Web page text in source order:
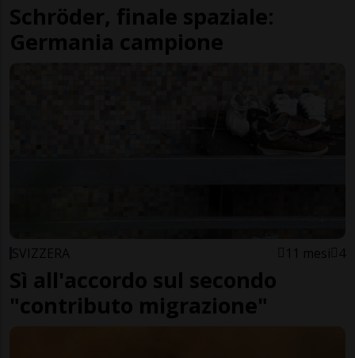
Schröder, finale spaziale:
Germania campione
SVIZZERA 11 mesi 4
Sì all'accordo sul secondo
"contributo migrazione"